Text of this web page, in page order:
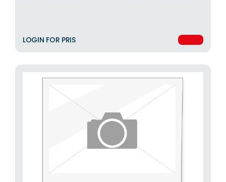
LOGIN FOR PRIS